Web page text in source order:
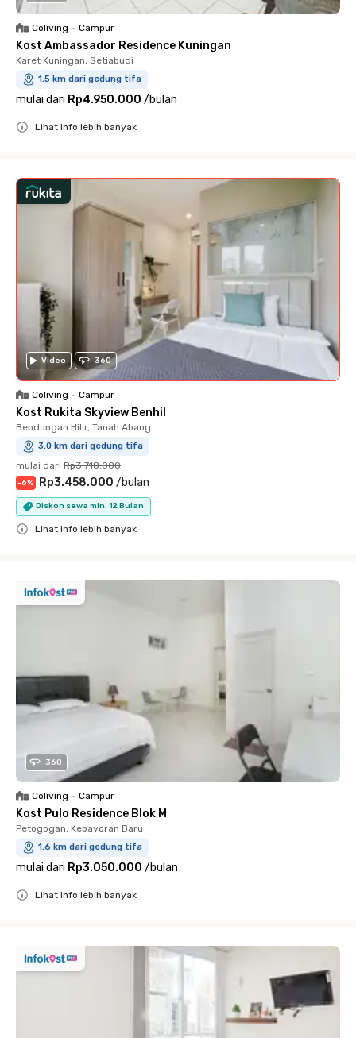
Coliving • Campur
Kost Ambassador Residence Kuningan
Karet Kuningan, Setiabudi
1.5 km dari gedung tifa
mulai dari Rp4.950.000 /bulan
Lihat info lebih banyak
Video 360
Coliving • Campur
Kost Rukita Skyview Benhil
Bendungan Hilir, Tanah Abang
3.0 km dari gedung tifa
mulai dari Rp3.718.000
-6% Rp3.458.000 /bulan
Diskon sewa min. 12 Bulan
Lihat info lebih banyak
360
Coliving • Campur
Kost Pulo Residence Blok M
Petogogan, Kebayoran Baru
1.6 km dari gedung tifa
mulai dari Rp3.050.000 /bulan
Lihat info lebih banyak